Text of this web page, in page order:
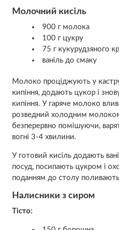
Молочний кисіль
900 г молока
100 г цукру
75 г кукурудзяного
ваніль до смаку
Молоко проціджують у
кипіння, додають цукор і
кипіння. У гаряче молоко
розведний холодним
безперервно помішуючи,
вогні 3-4 хвилини.
У готовий кисіль додають
посуд, посипають цукром і
поданням до столу
Налисники з сиром
Тісто: